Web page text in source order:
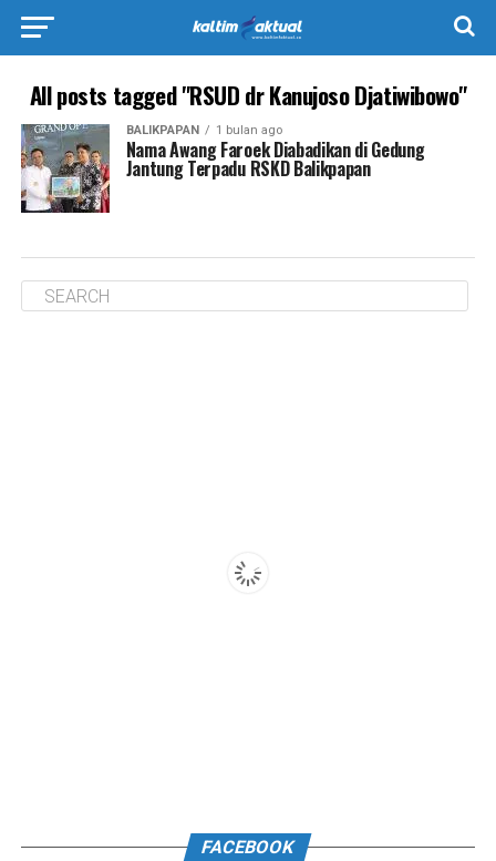
All posts tagged "RSUD dr Kanujoso Djatiwibowo"
BALIKPAPAN 1 bulan ago
Nama Awang Faroek Diabadikan di Gedung
Jantung Terpadu RSKD Balikpapan
FACEBOOK